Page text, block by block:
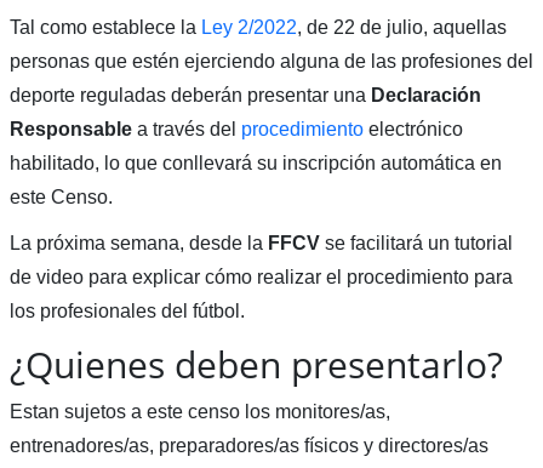
Tal como establece la Ley 2/2022, de 22 de julio, aquellas
personas que estén ejerciendo alguna de las profesiones del
deporte reguladas deberán presentar una Declaración
Responsablea través del procedimientoelectrónico
habilitado, lo que conllevará su inscripción automática en
este Censo.
La próxima semana, desde la FFCVse facilitará un tutorial
de video para explicar cómo realizar el procedimiento para
los profesionales del fútbol.
¿Quienes deben presentarlo?
Estan sujetos a este censo los monitores/as,
entrenadores/as, preparadores/as físicos y directores/as